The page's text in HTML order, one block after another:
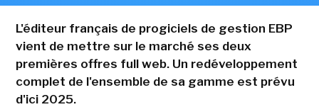
L'éditeur français de progiciels de gestion EBP
vient de mettre sur le marché ses deux
premières offres full web. Un redéveloppement
complet de l'ensemble de sa gamme est prévu
d'ici 2025.